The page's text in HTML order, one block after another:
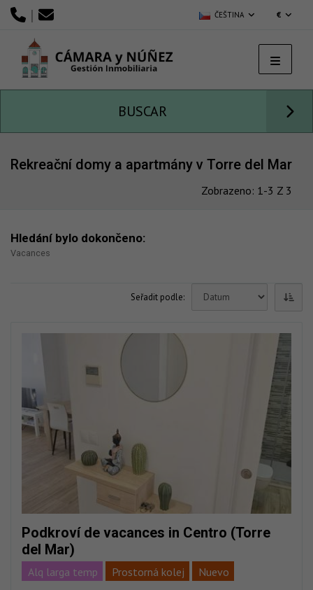
| ČEŠTINA €
BUSCAR
Rekreační domy a apartmány v Torre del Mar
Zobrazeno: 1-3 Z 3
Hledání bylo dokončeno:
Vacances
Seřadit podle:
Podkroví de vacances in Centro (Torre
del Mar)
Alq larga temp Prostorná kolej
Nuevo